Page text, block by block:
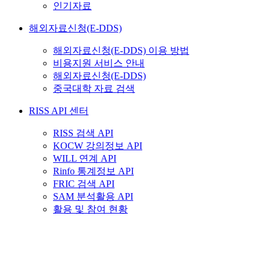
인기자료
해외자료신청(E-DDS)
해외자료신청(E-DDS) 이용 방법
비용지원 서비스 안내
해외자료신청(E-DDS)
중국대학 자료 검색
RISS API 센터
RISS 검색 API
KOCW 강의정보 API
WILL 연계 API
Rinfo 통계정보 API
FRIC 검색 API
SAM 분석활용 API
활용 및 참여 현황